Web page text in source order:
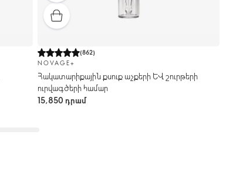
(862)
NOVAGE+
Հակատարիքային քսուք աչքերի և շուրթերի
ուրվագծերի համար
15,850 դրամ